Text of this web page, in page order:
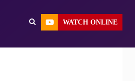
WATCH ONLINE